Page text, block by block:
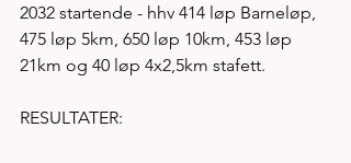
2032 startende - hhv 414 løp Barneløp,
475 løp 5km, 650 løp 10km, 453 løp
21km og 40 løp 4x2,5km stafett.
RESULTATER: